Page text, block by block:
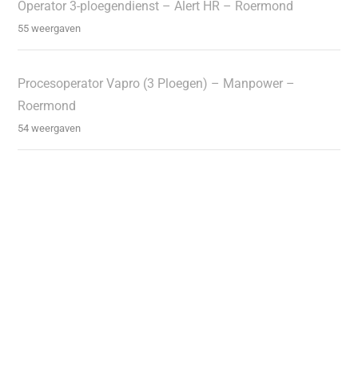
Operator 3-ploegendienst – Alert HR – Roermond
55 weergaven
Procesoperator Vapro (3 Ploegen) – Manpower –
Roermond
54 weergaven